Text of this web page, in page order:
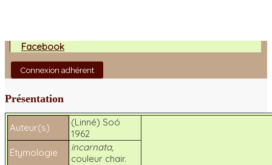
Facebook
Connexion adhérent
Présentation
Auteur(s)
(Linné) Soó
1962
Étymologie incarnata,
couleur chair.